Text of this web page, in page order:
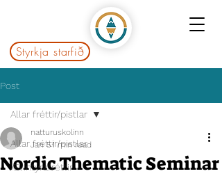
Styrkja starfið
Post
Allar fréttir/pistlar
Ævintýrafréttir
Allar fréttir/pistlar
Nordic Thematic Seminar
natturuskolinn
Jan 51 min read